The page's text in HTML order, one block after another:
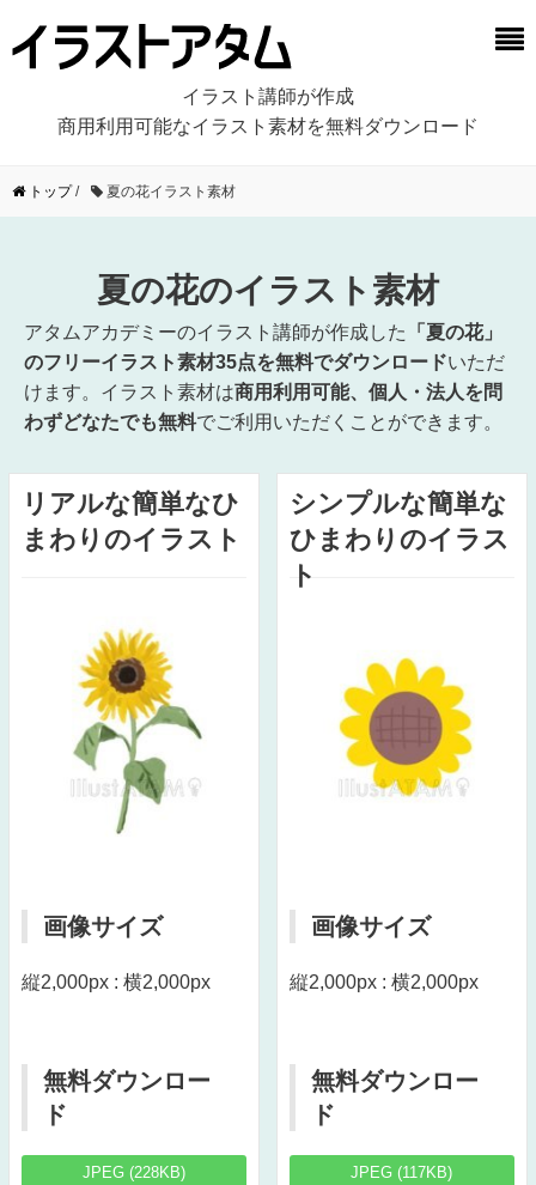
イラスト講師が作成
商用利用可能なイラスト素材を無料ダウンロード
トップ/ 夏の花イラスト素材
夏の花のイラスト素材
アタムアカデミーのイラスト講師が作成した
「夏の花」
のフリーイラスト素材35点を無料でダウンロードいただ
けます。イラスト素材は商用利用可能、個人・法人を問
わずどなたでも無料でご利用いただくことができます。
リアルな簡単なひ
まわりのイラスト
画像サイズ
縦2,000px : 横2,000px
無料ダウンロー
ド
JPEG (228KB)
シンプルな簡単な
ひまわりのイラス
ト
画像サイズ
縦2,000px : 横2,000px
無料ダウンロー
ド
JPEG (117KB)